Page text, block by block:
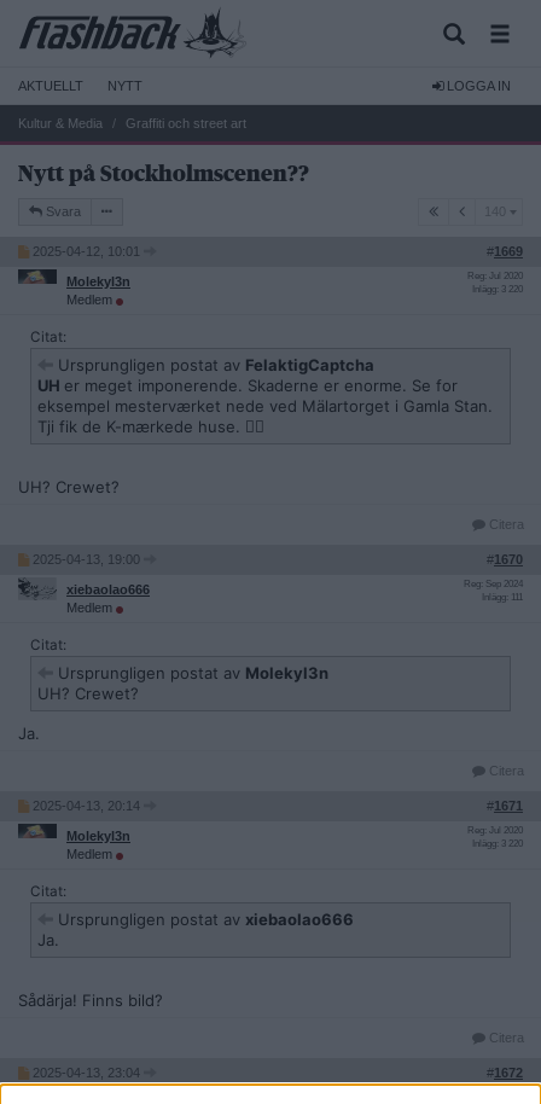
AKTUELLT NYTT LOGGA IN
Kultur & Media Graffiti och street art
Nytt på Stockholmscenen??
Svara 140 140
2025-04-12, 10:01 #1669
Molekyl3n
Medlem
Reg: Jul 2020
Inlägg: 3 220
Citat:
Ursprungligen postat av FelaktigCaptcha
UH er meget imponerende. Skaderne er enorme. Se for
eksempel mesterværket nede ved Mälartorget i Gamla Stan.
Tji fik de K-mærkede huse. ✌🏾
UH? Crewet?
Citera
2025-04-13, 19:00 #1670
xiebaolao666
Medlem
Reg: Sep 2024
Inlägg: 111
Citat:
Ursprungligen postat av Molekyl3n
UH? Crewet?
Ja.
Citera
2025-04-13, 20:14 #1671
Molekyl3n
Medlem
Reg: Jul 2020
Inlägg: 3 220
Citat:
Ursprungligen postat av xiebaolao666
Ja.
Sådärja! Finns bild?
Citera
2025-04-13, 23:04 #1672